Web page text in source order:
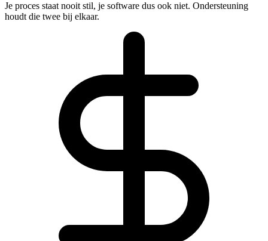
Je proces staat nooit stil, je software dus ook niet. Ondersteuning
houdt die twee bij elkaar.